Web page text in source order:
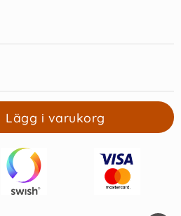
Lägg i varukorg